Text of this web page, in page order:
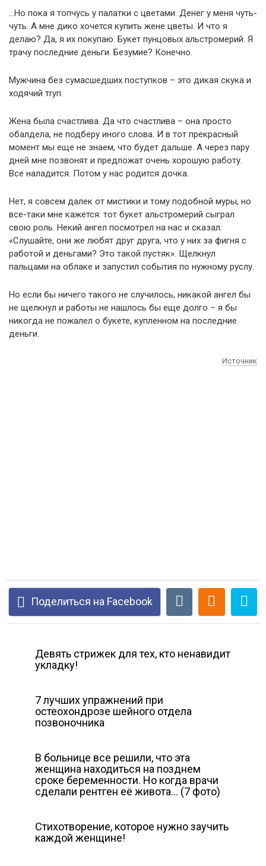
…Но пока я топчусь у палатки с цветами. Денег у меня чуть-
чуть. А мне дико хочется купить жене цветы. И что я
делаю? Да, я их покупаю. Букет пунцовых альстромерий. Я
трачу последние деньги. Безумие? Конечно.
Мужчина без сумасшедших поступков – это дикая скука и
ходячий тrуп.
Жена была счастлива. Да что счастлива – она просто
обалдела, не подберу иного слова. И в тот прекрасный
момент мы еще не знаем, что будет дальше. А через пару
дней мне позвонят и предложат очень хорошую работу.
Все наладится. Потом у нас родится дочка.
Нет, я совсем далек от мистики и тому подобной муры, но
все-таки мне кажется: тот букет альстромерий сыграл
свою роль. Некий ангел посмотрел на нас и сказал:
«Слушайте, они же любят друг друга, что у них за фигня с
работой и деньгами? Это такой пустяк». Щелкнул
пальцами на облаке и запустил события по нужному руслу.
Но если бы ничего такого не случилось, никакой ангел бы
не щелкнул и работы не нашлось бы еще долго – я бы
никогда не пожалел о букете, купленном на последние
деньги.
Источник
Поделиться на Facebook
Девять стрижек для тех, кто ненавидит
укладку!
7 лучших упражнений при
остеохондрозе шейного отдела
позвоночника
В больнице все решили, что эта
женщина находиться на позднем
сроке беременности. Но когда врачи
сделали рентген её живота… (7 фото)
Стихотворение, которое нужно заучить
каждой женщине!